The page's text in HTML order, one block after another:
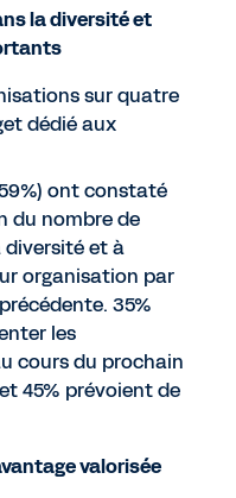
la diversité et
sur quatre
dédié aux
ont constaté
du nombre de
diversité et à
organisation par
35%
les
cours du prochain
45% prévoient de
valorisée